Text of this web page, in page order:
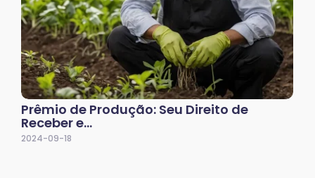
Prêmio de Produção: Seu Direito de
Receber e…
2024-09-18